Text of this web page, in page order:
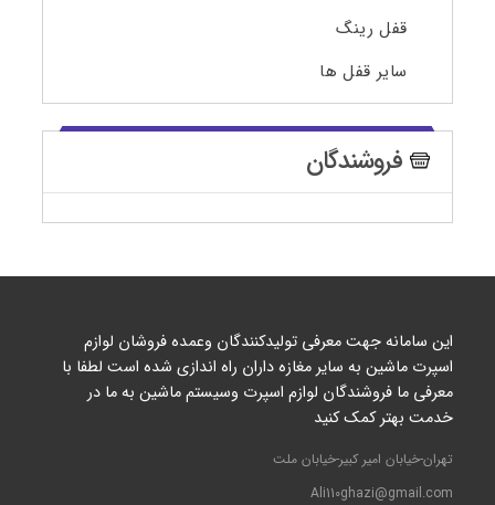
قفل رینگ
سایر قفل ها
فروشندگان
این سامانه جهت معرفی تولیدکنندگان وعمده فروشان لوازم
اسپرت ماشین به سایر مغازه داران راه اندازی شده است لطفا با
معرفی ما فروشندگان لوازم اسپرت وسیستم ماشین به ما در
خدمت بهتر کمک کنید
تهران-خیابان امیر کبیر-خیابان ملت
Ali110ghazi@gmail.com